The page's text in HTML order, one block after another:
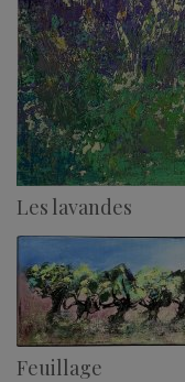
Les lavandes
Feuillage